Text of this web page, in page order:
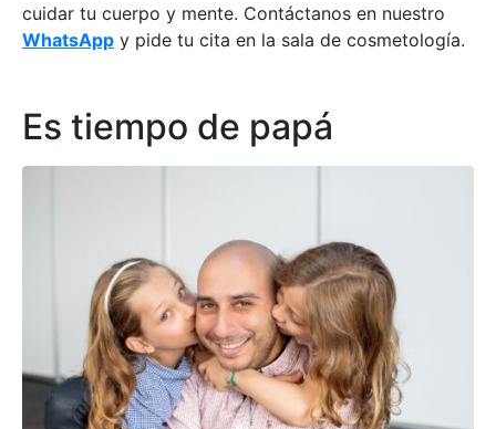
cuidar tu cuerpo y mente. Contáctanos en nuestro
WhatsApp y pide tu cita en la sala de cosmetología.
Es tiempo de papá